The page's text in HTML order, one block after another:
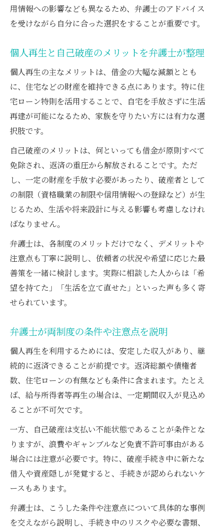
用情報への影響なども異なるため、弁護士のアドバイス
を受けながら自分に合った選択をすることが重要です。
個人再生と自己破産のメリットを弁護士が整理
個人再生の主なメリットは、借金の大幅な減額ととも
に、住宅などの財産を維持できる点にあります。特に住
宅ローン特則を活用することで、自宅を手放さずに生活
再建が可能になるため、家族を守りたい方には有力な選
択肢です。
自己破産のメリットは、何といっても借金が原則すべて
免除され、返済の重圧から解放されることです。ただ
し、一定の財産を手放す必要があったり、破産者として
の制限（資格職業の制限や信用情報への登録など）が生
じるため、生活や将来設計に与える影響も考慮しなけれ
ばなりません。
弁護士は、各制度のメリットだけでなく、デメリットや
注意点も丁寧に説明し、依頼者の状況や希望に応じた最
善策を一緒に検討します。実際に相談した人からは「希
望を持てた」「生活を立て直せた」といった声も多く寄
せられています。
弁護士が両制度の条件や注意点を説明
個人再生を利用するためには、安定した収入があり、継
続的に返済できることが前提です。返済総額や債権者
数、住宅ローンの有無なども条件に含まれます。たとえ
ば、給与所得者等再生の場合は、一定期間収入が見込め
ることが不可欠です。
一方、自己破産は支払い不能状態であることが条件とな
りますが、浪費やギャンブルなど免責不許可事由がある
場合には注意が必要です。特に、破産手続き中に新たな
借入や資産隠しが発覚すると、手続きが認められないケ
ースもあります。
弁護士は、こうした条件や注意点について具体的な事例
を交えながら説明し、手続き中のリスクや必要な書類、